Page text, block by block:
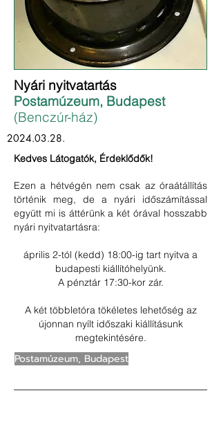
Nyári nyitvatartás
Postamúzeum, Budapest
(Benczúr-ház)
2024.03.28.
Kedves Látogatók, Érdeklődők!
Ezen a hétvégén nem csak az óraátállítás
történik meg, de a nyári időszámítással
együtt mi is áttérünk a két órával hosszabb
nyári nyitvatartásra:
április 2-tól (kedd) 18:00-ig tart nyitva a
budapesti kiállítóhelyünk.
A pénztár 17:30-kor zár.
A két többletóra tökéletes lehetőség az
újonnan nyílt időszaki kiállításunk
megtekintésére.
Postamúzeum, Budapest